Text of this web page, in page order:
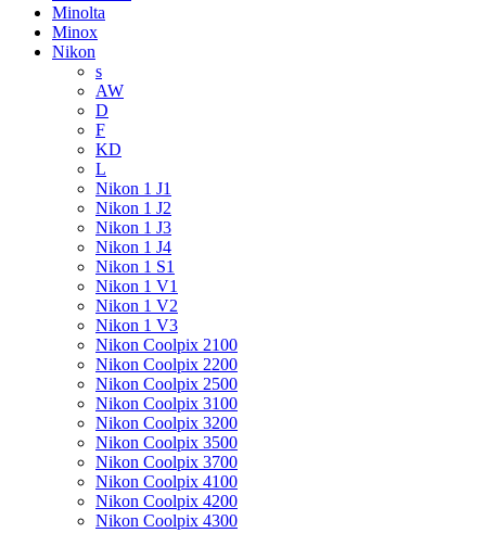
Minolta
Minox
Nikon
s
AW
D
F
KD
L
Nikon 1 J1
Nikon 1 J2
Nikon 1 J3
Nikon 1 J4
Nikon 1 S1
Nikon 1 V1
Nikon 1 V2
Nikon 1 V3
Nikon Coolpix 2100
Nikon Coolpix 2200
Nikon Coolpix 2500
Nikon Coolpix 3100
Nikon Coolpix 3200
Nikon Coolpix 3500
Nikon Coolpix 3700
Nikon Coolpix 4100
Nikon Coolpix 4200
Nikon Coolpix 4300